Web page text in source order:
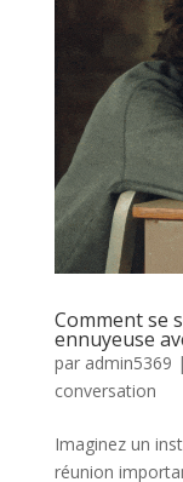
Comment se
ennuyeuse
par admin5369 |
conversation
Imaginez un
réunion